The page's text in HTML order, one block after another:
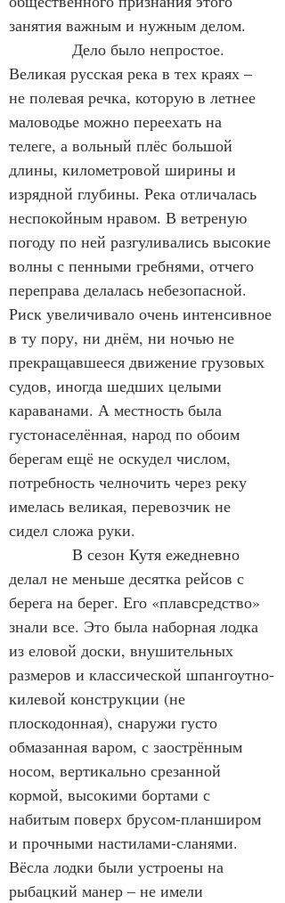
занятия важным и нужным делом.
Дело было непростое.
Великая русская река в тех краях –
не полевая речка, которую в летнее
маловодье можно переехать на
телеге, а вольный плёс большой
длины, километровой ширины и
изрядной глубины. Река отличалась
неспокойным нравом. В ветреную
погоду по ней разгуливались высокие
волны с пенными гребнями, отчего
переправа делалась небезопасной.
Риск увеличивало очень интенсивное
в ту пору, ни днём, ни ночью не
прекращавшееся движение грузовых
судов, иногда шедших целыми
караванами. А местность была
густонаселённая, народ по обоим
берегам ещё не оскудел числом,
потребность челночить через реку
имелась великая, перевозчик не
сидел сложа руки.
В сезон Кутя ежедневно
делал не меньше десятка рейсов с
берега на берег. Его «плавсредство»
знали все. Это была наборная лодка
из еловой доски, внушительных
размеров и классической шпангоутно-
килевой конструкции (не
плоскодонная), снаружи густо
обмазанная варом, с заострённым
носом, вертикально срезанной
кормой, высокими бортами с
набитым поверх брусом-планширом
и прочными настилами-сланями.
Вёсла лодки были устроены на
рыбацкий манер – не имели